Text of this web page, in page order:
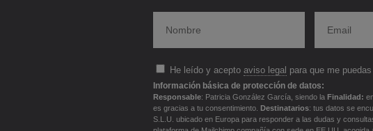
He leído y acepto aviso legal para que me
Información básica de protección de datos:
Responsable: Patricia González García, siendo la Finalidad:
es gracias a tu consentimiento. Destinatarios: tus datos se
S.L.U. ubicado en Europa para responder a las dudas y